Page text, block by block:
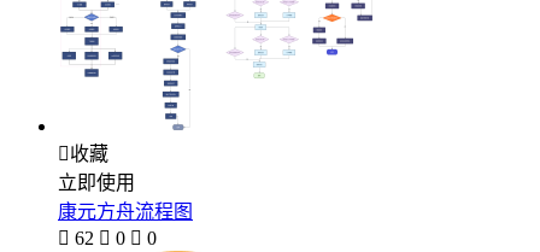
收藏
立即使用
康元方舟流程图
 62  0  0